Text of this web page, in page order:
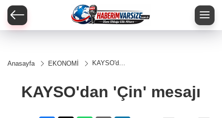
Anasayfa EKONOMİ
KAYSO'dan
KAYSO'dan 'Çin' mesajı